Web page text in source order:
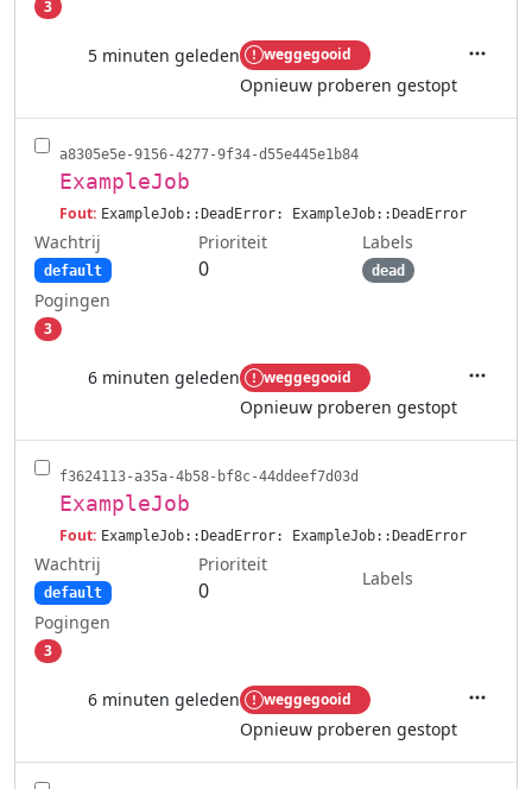
3
5 minuten geleden weggegooid
Opnieuw proberen gestopt
a8305e5e-9156-4277-9f34-d55e445e1b84
ExampleJob
Fout: ExampleJob::DeadError: ExampleJob::DeadError
Wachtrij
default
Prioriteit
0
Labels
dead
Pogingen
3
6 minuten geleden weggegooid
Opnieuw proberen gestopt
f3624113-a35a-4b58-bf8c-44ddeef7d03d
ExampleJob
Fout: ExampleJob::DeadError: ExampleJob::DeadError
Wachtrij
default
Prioriteit
0
Labels
Pogingen
3
6 minuten geleden weggegooid
Opnieuw proberen gestopt